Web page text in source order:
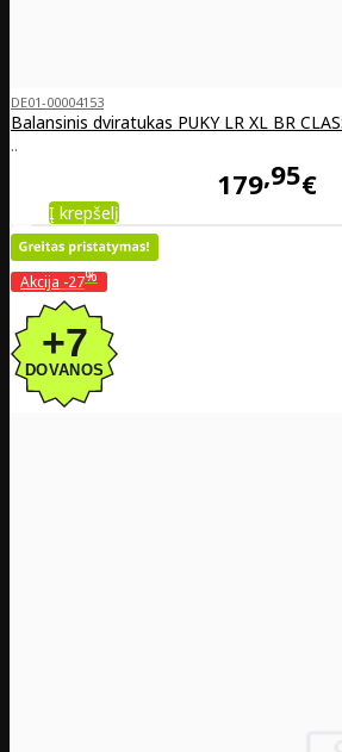
DE01-00004153
Balansinis dviratukas PUKY LR XL BR
..
179 95€
Į krepšelį
Akcija -27%